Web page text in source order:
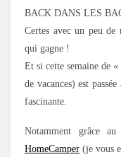
BACK DANS LES
Certes avec un peu de
qui gagne !
Et si cette semaine de
de vacances) est
fascinante.
Notamment grâce
HomeCamper (je vous